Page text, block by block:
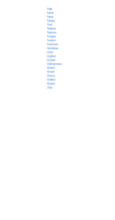
Tajik
Tamil
Tatar
Telugu
Thai
Tibetan
Tigrinya
Tongan
Turkish
Turkmen
Ukrainian
Urdu
Uyghur
Uzbek
Vietnamese
Welsh
Wolof
Xhosa
Yiddish
Yoruba
Zulu